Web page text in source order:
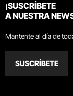
¡SUSCRÍBETE
A NUESTRA
Mantente al día de
SUSCRÍBETE